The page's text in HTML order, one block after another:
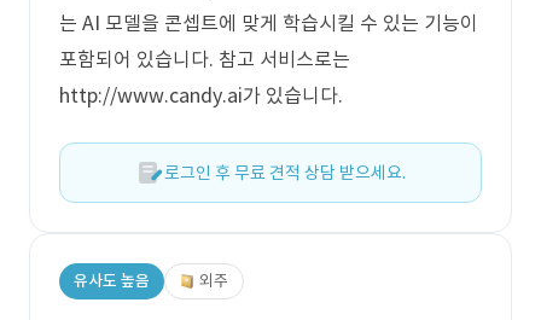
는 AI 모델을 콘셉트에 맞게 학습시킬 수 있는 기능이
포함되어 있습니다. 참고 서비스로는
http://www.candy.ai가 있습니다.
로그인 후 무료 견적 상담 받으세요.
유사도 높음 외주